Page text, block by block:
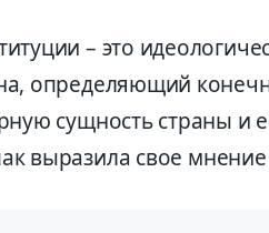
– это
определяющий
сущность страны и
выразила свое